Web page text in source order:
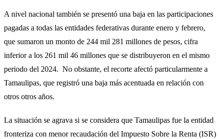
A nivel nacional también se presentó una baja en las participaciones
pagadas a todas las entidades federativas durante enero y febrero,
que sumaron un monto de 244 mil 281 millones de pesos, cifra
inferior a los 261 mil 46 millones que se distribuyeron en el mismo
periodo del 2024. No obstante, el recorte afectó particularmente a
Tamaulipas, que registró una baja más acentuada en relación con
otros otros años.
La situación se agrava si se considera que Tamaulipas fue la entidad
fronteriza con menor recaudación del Impuesto Sobre la Renta (ISR)